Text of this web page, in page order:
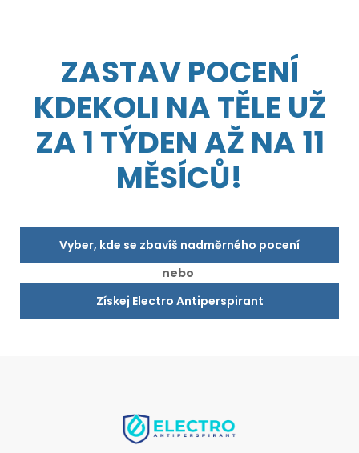
ZASTAV POCENÍ
KDEKOLI NA TĚLE UŽ
ZA 1 TÝDEN AŽ NA 11
MĚSÍCŮ!
Vyber, kde se zbavíš nadměrného pocení
nebo
Získej Electro Antiperspirant